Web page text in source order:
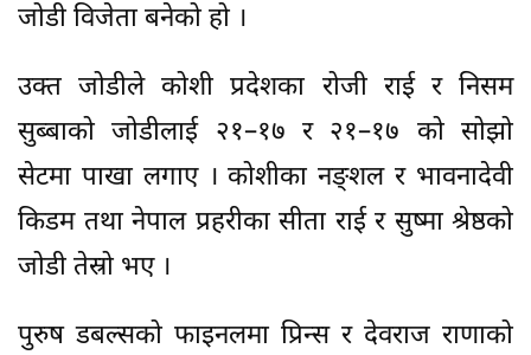
जोडी विजेता बनेको हो ।
उक्त जोडीले कोशी प्रदेशका रोजी राई र निसम
सुब्बाको जोडीलाई २१–१७ र २१–१७ को सोझो
सेटमा पाखा लगाए । कोशीका नङ्शल र भावनादेवी
किडम तथा नेपाल प्रहरीका सीता राई र सुष्मा श्रेष्ठको
जोडी तेस्रो भए ।
पुरुष डबल्सको फाइनलमा प्रिन्स र देवराज राणाको